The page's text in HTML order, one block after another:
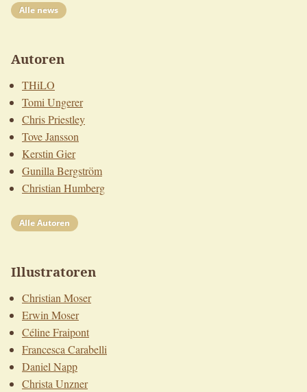
Alle news
Autoren
THiLO
Tomi Ungerer
Chris Priestley
Tove Jansson
Kerstin Gier
Gunilla Bergström
Christian Humberg
Alle Autoren
Illustratoren
Christian Moser
Erwin Moser
Céline Fraipont
Francesca Carabelli
Daniel Napp
Christa Unzner